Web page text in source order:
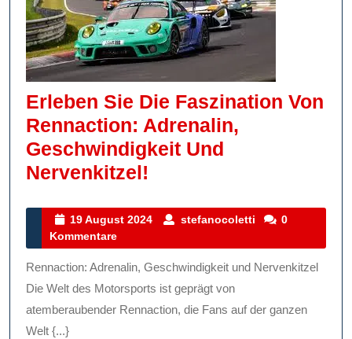
Erleben Sie Die Faszination Von
Rennaction: Adrenalin,
Geschwindigkeit Und
Nervenkitzel!
Die
Von
Rennaction:
Adrenalin,
19 August 2024
19
2024
stefanocoletti stefanocoletti
0
Kommentare
Rennaction: Adrenalin, Geschwindigkeit und Nervenkitzel
Die Welt des Motorsports ist geprägt von
atemberaubender Rennaction, die Fans auf der ganzen
Welt {...}